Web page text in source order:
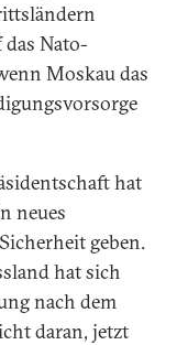
Nato-
Moskau das
hat
neues
geben.
hat sich
nach dem
daran, jetzt